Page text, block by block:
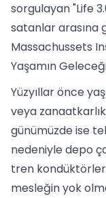
sorgulayan "Life
satanlar arasına
Massachussets
Yaşamın
Yüzyıllar önce
veya
günümüzde ise
nedeniyle depo
tren
mesleğin yok